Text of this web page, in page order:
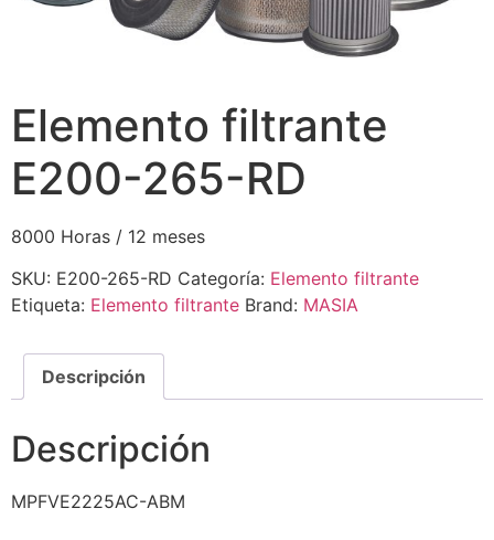
Elemento filtrante
E200-265-RD
8000 Horas / 12 meses
SKU: E200-265-RD Categoría: Elemento filtrante
Etiqueta: Elemento filtrante Brand: MASIA
Descripción
Descripción
MPFVE2225AC-ABM